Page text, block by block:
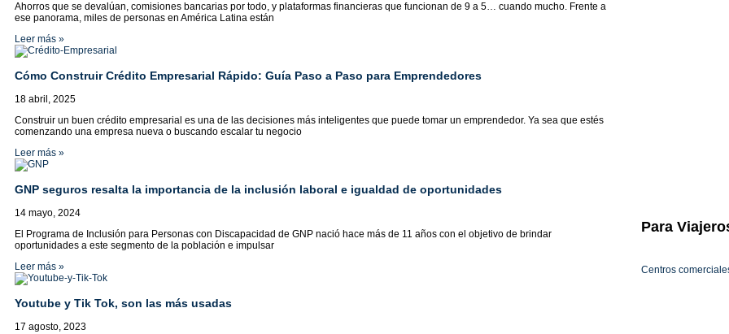
Ahorros que se devalúan, comisiones bancarias por todo, y plataformas financieras que funcionan de 9 a 5… cuando mucho. Frente a
ese panorama, miles de personas en América Latina están
Leer más »
Cómo Construir Crédito Empresarial Rápido: Guía Paso a Paso para Emprendedores
18 abril, 2025
Construir un buen crédito empresarial es una de las decisiones más inteligentes que puede tomar un emprendedor. Ya sea que estés
comenzando una empresa nueva o buscando escalar tu negocio
Leer más »
GNP seguros resalta la importancia de la inclusión laboral e igualdad de oportunidades
14 mayo, 2024
El Programa de Inclusión para Personas con Discapacidad de GNP nació hace más de 11 años con el objetivo de brindar
oportunidades a este segmento de la población e impulsar
Leer más »
Youtube y Tik Tok, son las más usadas
17 agosto, 2023
Para
Centros